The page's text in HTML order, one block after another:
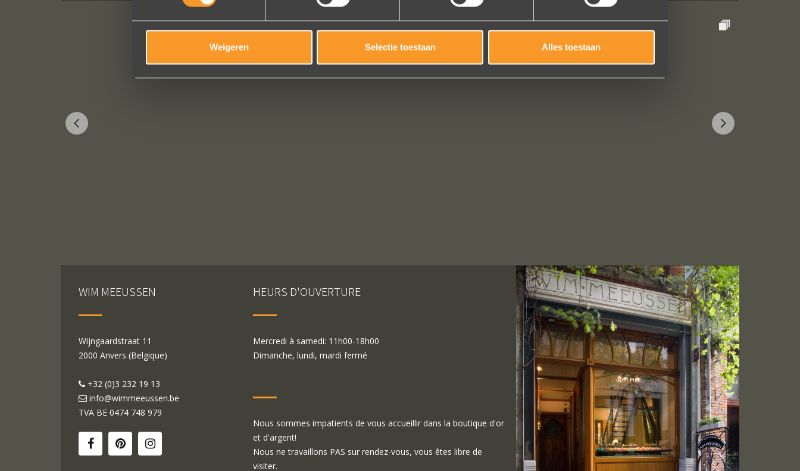
Weigeren Selectie toestaan Alles toestaan
WIM MEEUSSEN
Wijngaardstraat 11
2000 Anvers (Belgique)
+32 (0)3 232 19 13
info@wimmeeussen.be
TVA BE 0474 748 979
HEURS D'OUVERTURE
Mercredi à samedi: 11h00-18h00
Dimanche, lundi, mardi fermé
Nous sommes impatients de vous accueillir dans la boutique d'or
et d'argent!
Nous ne travaillons PAS sur rendez-vous, vous êtes libre de
visiter.